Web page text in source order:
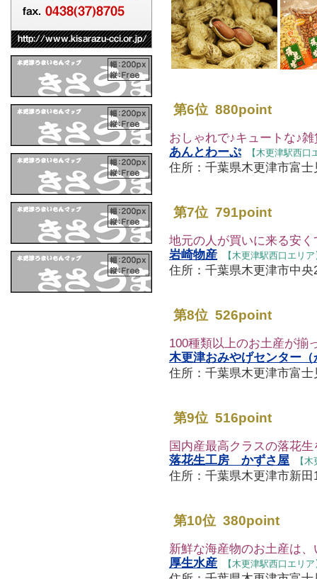
第6位 880point
おしゃれで♪キュートな♪
あんとわーぷ
【木更津駅西口
住所：千葉県木更津市富
第7位 791point
地元の人が買いに来る安
岩崎物産
【木更津駅西口エリア
住所：千葉県木更津市中央
第8位 526point
100種類以上のお土産が揃
木更津おみやげセンター
住所：千葉県木更津市富
第9位 516point
国内産最高クラスの落花
落花生工房 かずさ屋
【
住所：千葉県木更津市新田
第10位 380point
新鮮な海産物のお土産は
厚生水産
【木更津駅西口エリア